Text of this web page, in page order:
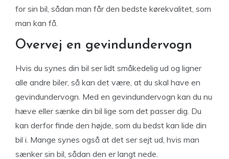
for sin bil, sådan man får den bedste kørekvalitet, som
man kan få.
Overvej en gevindundervogn
Hvis du synes din bil ser lidt småkedelig ud og ligner
alle andre biler, så kan det være, at du skal have en
gevindundervogn. Med en gevindundervogn kan du nu
hæve eller sænke din bil lige som det passer dig. Du
kan derfor finde den højde, som du bedst kan lide din
bil i. Mange synes også at det ser sejt ud, hvis man
sænker sin bil, sådan den er langt nede.